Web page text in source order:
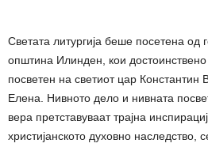
Светата литургија беше посетена од
општина Илинден, кои
посветен на светиот цар Константин
Елена. Нивното дело и нивната
вера претставуваат трајна
христијанското духовно наследство,